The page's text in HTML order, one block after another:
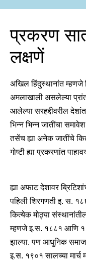
प्रकरण
लक्षणें
अखिल हिंदुस्थानांत म्हणजे
अमलाखाली असलेल्या
आलेल्या सरहद्दीवरील
भिन्न भिन्न जातींचा
तसेंच ह्या अनेक जातींचे
गोष्टी ह्या प्रकरणांत
ह्या अफाट देशावर
पहिली शिरगणती इ. स.
कित्येक मोठ्या
म्हणजे इ.स. १८८१ आणि
झाल्या. पण आधुनिक
इ.स. १९०१ सालच्या मार्च